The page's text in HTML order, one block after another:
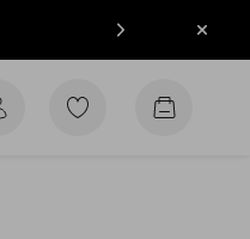
Przejdź
Przejdź